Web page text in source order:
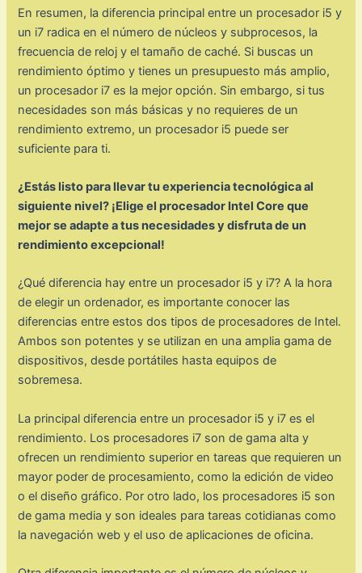
En resumen, la diferencia principal entre un procesador i5 y
un i7 radica en el número de núcleos y subprocesos, la
frecuencia de reloj y el tamaño de caché. Si buscas un
rendimiento óptimo y tienes un presupuesto más amplio,
un procesador i7 es la mejor opción. Sin embargo, si tus
necesidades son más básicas y no requieres de un
rendimiento extremo, un procesador i5 puede ser
suficiente para ti.
¿Estás listo para llevar tu experiencia tecnológica al
siguiente nivel? ¡Elige el procesador Intel Core que
mejor se adapte a tus necesidades y disfruta de un
rendimiento excepcional!
¿Qué diferencia hay entre un procesador i5 y i7? A la hora
de elegir un ordenador, es importante conocer las
diferencias entre estos dos tipos de procesadores de Intel.
Ambos son potentes y se utilizan en una amplia gama de
dispositivos, desde portátiles hasta equipos de
sobremesa.
La principal diferencia entre un procesador i5 y i7 es el
rendimiento. Los procesadores i7 son de gama alta y
ofrecen un rendimiento superior en tareas que requieren un
mayor poder de procesamiento, como la edición de video
o el diseño gráfico. Por otro lado, los procesadores i5 son
de gama media y son ideales para tareas cotidianas como
la navegación web y el uso de aplicaciones de oficina.